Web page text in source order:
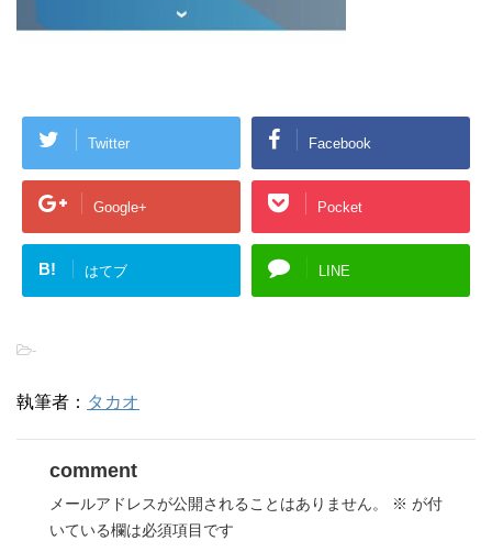
Twitter Facebook
Google+ Pocket
B! はてブ LINE
-
執筆者： タカオ
comment
メールアドレスが公開されることはありません。 ※ が付
いている欄は必須項目です